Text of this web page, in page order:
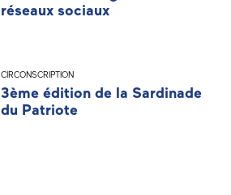
réseaux sociaux
CIRCONSCRIPTION
3ème édition de la Sardinade
du Patriote